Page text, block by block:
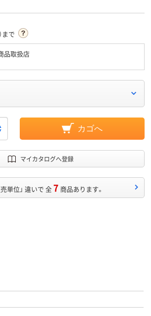
まで
品取扱店
カゴへ
マイカタログへ登録
売単位」 違いで 全7 商品あります。